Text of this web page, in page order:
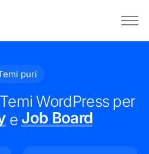
puri
WordPress per
e Job Board